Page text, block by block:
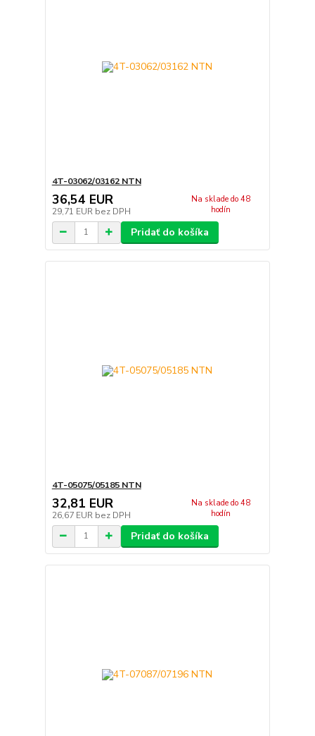
4T-03062/03162 NTN
36,54 EUR
29,71 EUR bez DPH
Na sklade do 48
hodín
Pridať do košíka
4T-05075/05185 NTN
32,81 EUR
26,67 EUR bez DPH
Na sklade do 48
hodín
Pridať do košíka